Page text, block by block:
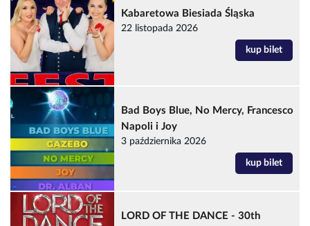
Kabaretowa Biesiada Śląska
22 listopada 2026
kup bilet
Bad Boys Blue, No Mercy, Francesco
Napoli i Joy
3 października 2026
kup bilet
LORD OF THE DANCE - 30th